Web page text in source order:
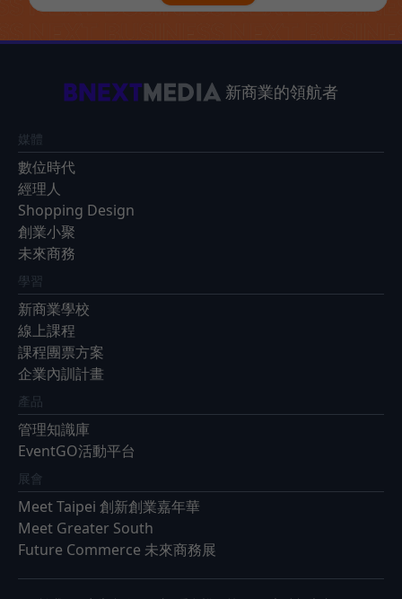
新商業的領航者
媒體
數位時代
經理人
Shopping Design
創業小聚
未來商務
學習
新商業學校
線上課程
課程團票方案
企業內訓計畫
產品
管理知識庫
EventGO活動平台
展會
Meet Taipei 創新創業嘉年華
Meet Greater South
Future Commerce 未來商務展